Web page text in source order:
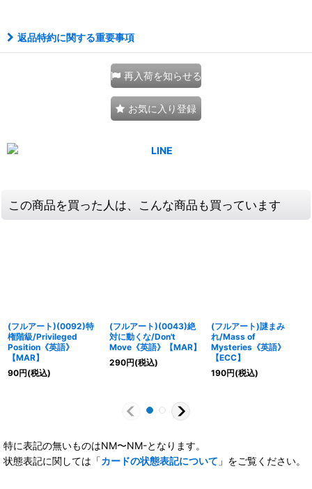
返品特約に関する重要事項
再入荷を知らせる
お気に入り登録
この商品を買った人は、こんな商品も買っています
(フルアート)(0092)特
権階級/Privileged
Position《英語》
【MAR】
90円(税込)
(フルアート)(0043)絶
対に動くな/Don't
Move《英語》【MAR】
290円(税込)
(フルアート)謎まみ
れ/Mass of
Mysteries《英語》
【ECC】
190円(税込)
特に表記の無いものはNM〜NM-となります。
状態表記に関しては「カードの状態表記について 」をご覧ください。